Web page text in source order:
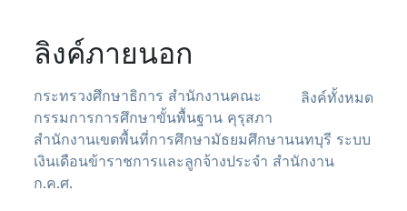
ลิงค์ภายนอก
ลิงค์ทั้งหมด
กระทรวงศึกษาธิการ สำนักงานคณะ
กรรมการการศึกษาขั้นพื้นฐาน คุรุสภา
สำนักงานเขตพื้นที่การศึกษามัธยมศึกษานนทบุรี ระบบ
เงินเดือนข้าราชการและลูกจ้างประจำ สำนักงาน
ก.ค.ศ.